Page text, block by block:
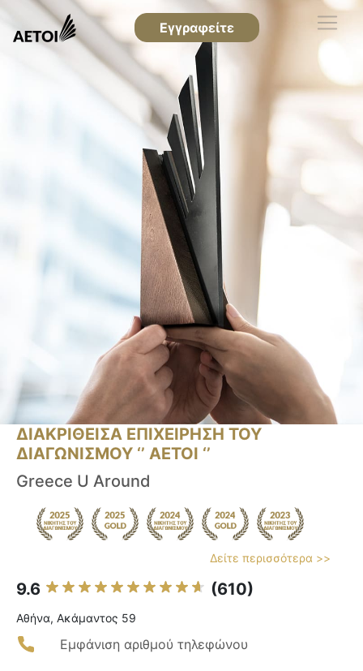
Εγγραφείτε
ΔΙΑΚΡΙΘΕΙΣΑ ΕΠΙΧΕΙΡΗΣΗ ΤΟΥ
ΔΙΑΓΩΝΙΣΜΟΥ ‘’ ΑΕΤΟΙ ‘’
Greece U Around
Δείτε περισσότερα >>
9.6 (610)
Αθήνα, Ακάμαντος 59
Εμφάνιση αριθμού τηλεφώνου